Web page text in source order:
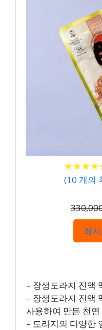
★★★★
★★★★
(10 개의
최
– 장생도라지 진액
– 장생도라지 진액
사용하여 만든 천
– 도라지의 다양한